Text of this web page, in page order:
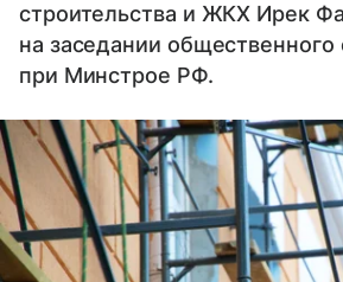
строительства и ЖКХ Ирек
на заседании общественного
при Минстрое РФ.